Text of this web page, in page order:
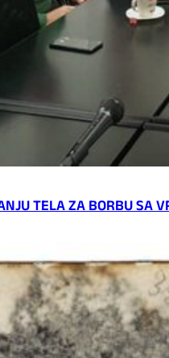
TELA ZA BORBU SA